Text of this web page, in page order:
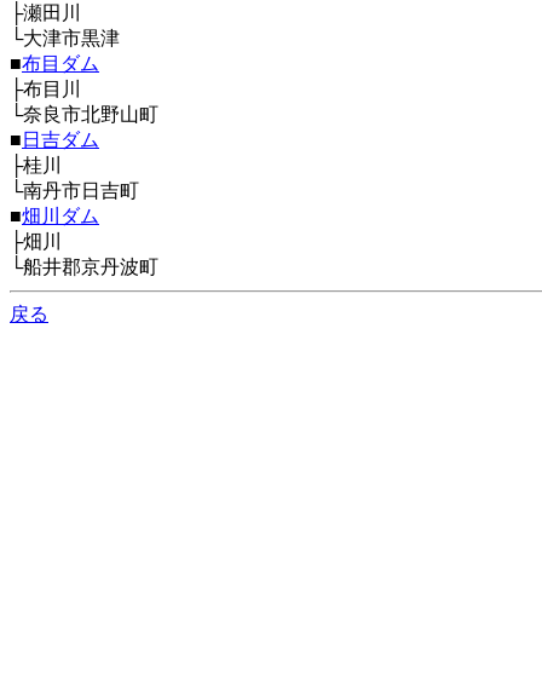
├瀬田川
└大津市黒津
■布目ダム
├布目川
└奈良市北野山町
■ 日吉ダム
├桂川
└南丹市日吉町
■畑川ダム
├畑川
└船井郡京丹波町
戻る